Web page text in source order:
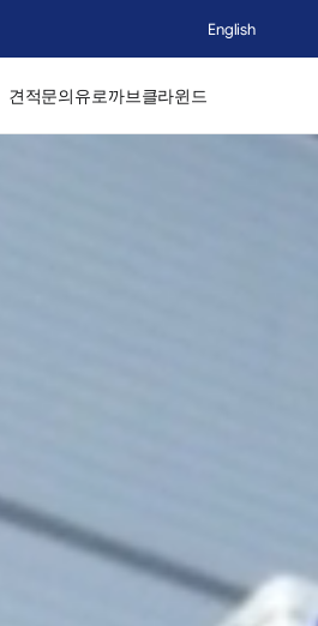
English
견적문의유로까브클라윈드